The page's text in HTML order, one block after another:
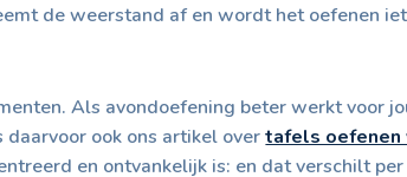
de weerstand af en wordt het oefenen
Als avondoefening beter werkt voor
daarvoor ook ons artikel overtafels oefenen
en ontvankelijk is: en dat verschilt per